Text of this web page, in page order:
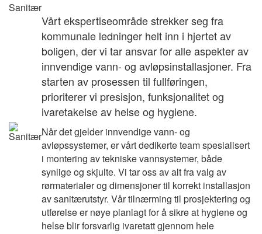
Sanitær
Vårt ekspertiseområde strekker seg fra
kommunale ledninger helt inn i hjertet av
boligen, der vi tar ansvar for alle aspekter av
innvendige vann- og avløpsinstallasjoner. Fra
starten av prosessen til fullføringen,
prioriterer vi presisjon, funksjonalitet og
ivaretakelse av helse og hygiene.
Når det gjelder innvendige vann- og
avløpssystemer, er vårt dedikerte team spesialisert
i montering av tekniske vannsystemer, både
synlige og skjulte. Vi tar oss av alt fra valg av
rørmaterialer og dimensjoner til korrekt installasjon
av sanitærutstyr. Vår tilnærming til prosjektering og
utførelse er nøye planlagt for å sikre at hygiene og
helse blir forsvarlig ivaretatt gjennom hele